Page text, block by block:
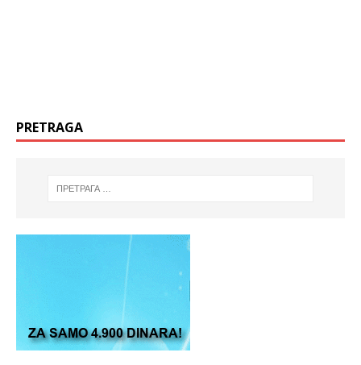
PRETRAGA